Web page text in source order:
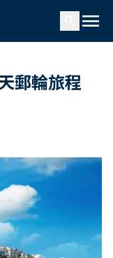
menu
郵輪旅程